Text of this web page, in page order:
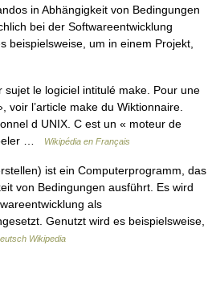
in Abhängigkeit von Bedingungen
bei der Softwareentwicklung
beispielsweise, um in einem Projekt,
le logiciel intitulé make. Pour une
voir l’article make du Wiktionnaire.
d UNIX. C est un « moteur de
…
Wikipédia en Français
ist ein Computerprogramm, das
von Bedingungen ausführt. Es wird
als
Genutzt wird es beispielsweise,
Wikipedia